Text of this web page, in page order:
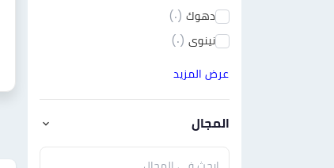
دهوك (٠)
نينوى (٠)
عرض المزيد
المجال